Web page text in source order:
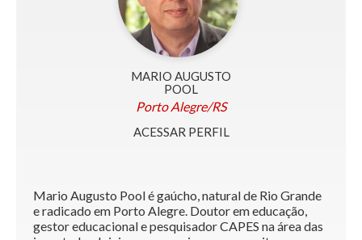
MARIO AUGUSTO
POOL
Porto Alegre/RS
ACESSAR PERFIL
Mario Augusto Pool é gaúcho, natural de Rio Grande
e radicado em Porto Alegre. Doutor em educação,
gestor educacional e pesquisador CAPES na área das